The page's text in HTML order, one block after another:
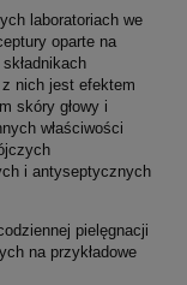
laboratoriach we
oparte na
nich jest efektem
skóry głowy i
właściwości
i antyseptycznych
pielęgnacji
na przykładowe